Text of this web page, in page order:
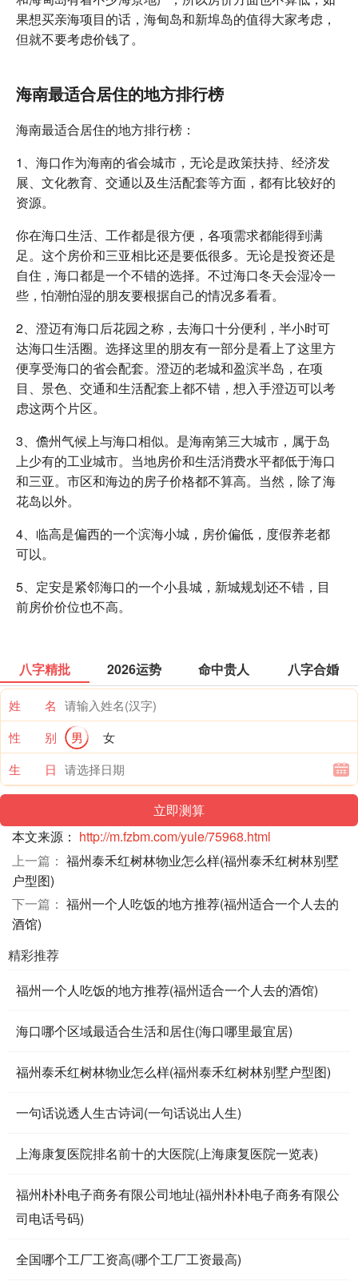
果想买亲海项目的话，海甸岛和新埠岛的值得大家考虑，
但就不要考虑价钱了。
海南最适合居住的地方排行榜
海南最适合居住的地方排行榜：
1、海口作为海南的省会城市，无论是政策扶持、经济发
展、文化教育、交通以及生活配套等方面，都有比较好的
资源。
你在海口生活、工作都是很方便，各项需求都能得到满
足。这个房价和三亚相比还是要低很多。无论是投资还是
自住，海口都是一个不错的选择。不过海口冬天会湿冷一
些，怕潮怕湿的朋友要根据自己的情况多看看。
2、澄迈有海口后花园之称，去海口十分便利，半小时可
达海口生活圈。选择这里的朋友有一部分是看上了这里方
便享受海口的省会配套。澄迈的老城和盈滨半岛，在项
目、景色、交通和生活配套上都不错，想入手澄迈可以考
虑这两个片区。
3、儋州气候上与海口相似。是海南第三大城市，属于岛
上少有的工业城市。当地房价和生活消费水平都低于海口
和三亚。市区和海边的房子价格都不算高。当然，除了海
花岛以外。
4、临高是偏西的一个滨海小城，房价偏低，度假养老都
可以。
5、定安是紧邻海口的一个小县城，新城规划还不错，目
前房价价位也不高。
八字精批 2026运势 命中贵人 八字合婚
姓 名
性 别
男
女
生 日
本文来源： http://m.fzbm.com/yule/75968.html
上一篇： 福州泰禾红树林物业怎么样(福州泰禾红树林别墅
户型图)
下一篇： 福州一个人吃饭的地方推荐(福州适合一个人去的
酒馆)
精彩推荐
福州一个人吃饭的地方推荐(福州适合一个人去的酒馆)
海口哪个区域最适合生活和居住(海口哪里最宜居)
福州泰禾红树林物业怎么样(福州泰禾红树林别墅户型图)
一句话说透人生古诗词(一句话说出人生)
上海康复医院排名前十的大医院(上海康复医院一览表)
福州朴朴电子商务有限公司地址(福州朴朴电子商务有限公
司电话号码)
全国哪个工厂工资高(哪个工厂工资最高)